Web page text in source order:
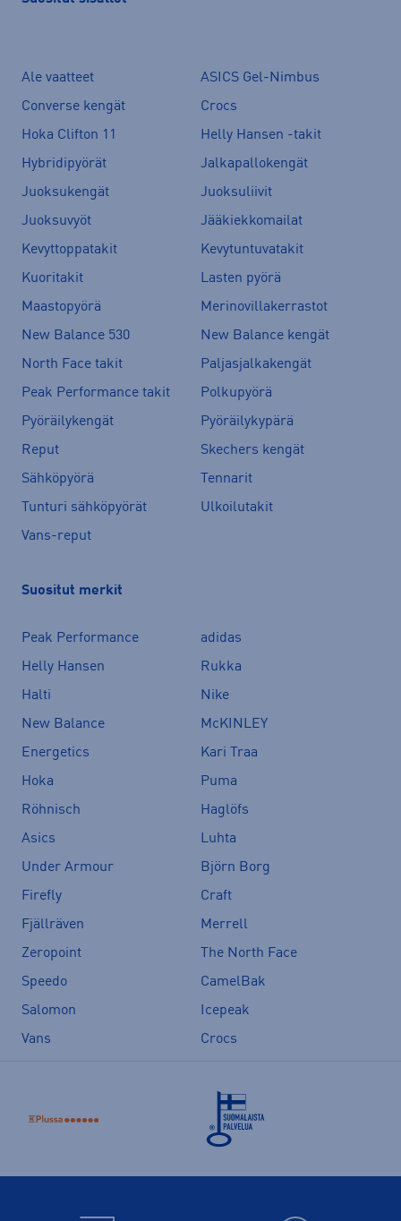
Ale vaatteet
ASICS Gel-Nimbus
Converse kengät
Crocs
Hoka Clifton 11
Helly Hansen -takit
Hybridipyörät
Jalkapallokengät
Juoksukengät
Juoksuliivit
Juoksuvyöt
Jääkiekkomailat
Kevyttoppatakit
Kevytuntuvatakit
Kuoritakit
Lasten pyörä
Maastopyörä
Merinovillakerrastot
New Balance 530
New Balance kengät
North Face takit
Paljasjalkakengät
Peak Performance takit
Polkupyörä
Pyöräilykengät
Pyöräilykypärä
Reput
Skechers kengät
Sähköpyörä
Tennarit
Tunturi sähköpyörät
Ulkoilutakit
Vans-reput
Suositut merkit
Peak Performance
adidas
Helly Hansen
Rukka
Halti
Nike
New Balance
McKINLEY
Energetics
Kari Traa
Hoka
Puma
Röhnisch
Haglöfs
Asics
Luhta
Under Armour
Björn Borg
Firefly
Craft
Fjällräven
Merrell
Zeropoint
The North Face
Speedo
CamelBak
Salomon
Icepeak
Vans
Crocs